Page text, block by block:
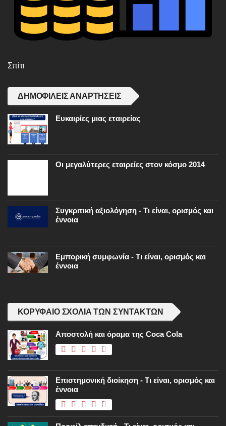
Σπίτι
ΔΗΜΟΦΙΛΕΊΣ ΑΝΑΡΤΉΣΕΙΣ
Ευκαιρίες μιας εταιρείας
Οι μεγαλύτερες εταιρείες στον κόσμο 2014
Συγκριτική αξιολόγηση - Τι είναι, ορισμός και
έννοια
Εμπορική συμφωνία - Τι είναι, ορισμός και
έννοια
ΚΟΡΥΦΑΊΟ ΣΧΌΛΙΑ ΤΩΝ ΣΥΝΤΑΚΤΏΝ
Αποστολή και όραμα της Coca Cola
Επιστημονική διοίκηση - Τι είναι, ορισμός και
έννοια